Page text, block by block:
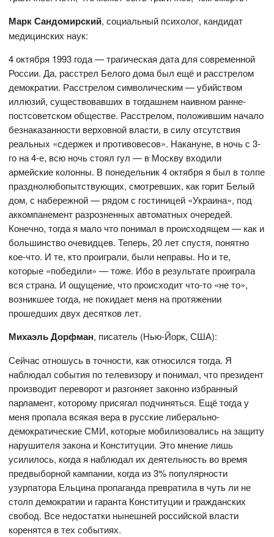
Марк Сандомирский, социальный психолог, кандидат
медицинских наук:
4 октября 1993 года — трагическая дата для современной
России. Да, расстрел Белого дома был ещё и расстрелом
демократии. Расстрелом символическим — убийством
иллюзий, существовавших в тогдашнем наивном ранне-
постсоветском обществе. Расстрелом, положившим начало
безнаказанности верховной власти, в силу отсутствия
реальных «сдержек и противовесов». Накануне, в ночь с 3-
го на 4-е, всю ночь стоял гул — в Москву входили
армейские колонны. В понедельник 4 октября я был в толпе
празднолюбопытствующих, смотревших, как горит Белый
дом, с набережной — рядом с гостиницей «Украина», под
аккомпанемент разрозненных автоматных очередей.
Конечно, тогда я мало что понимал в происходящем — как и
большинство очевидцев. Теперь, 20 лет спустя, понятно
кое-что. И те, кто проиграли, были неправы. Но и те,
которые «победили» — тоже. Ибо в результате проиграла
вся страна. И ощущение, что происходит что-то «не то»,
возникшее тогда, не покидает меня на протяжении
прошедших двух десятков лет.
Михаэль Дорфман, писатель (Нью-Йорк, США):
Сейчас отношусь в точности, как относился тогда. Я
наблюдал события по телевизору и понимал, что президент
производит переворот и разгоняет законно избранный
парламент, которому присягал подчиняться. Ещё тогда у
меня пропала всякая вера в русские либерально-
демократические СМИ, которые мобилизовались на защиту
нарушителя закона и Конституции. Это мнение лишь
усилилось, когда я наблюдал их деятельность во время
предвыборной кампании, когда из 3% популярности
узурпатора Ельцина пропаганда превратила в чуть ли не
столп демократии и гаранта Конституции и гражданских
свобод. Все недостатки нынешней российской власти
коренятся в тех событиях.